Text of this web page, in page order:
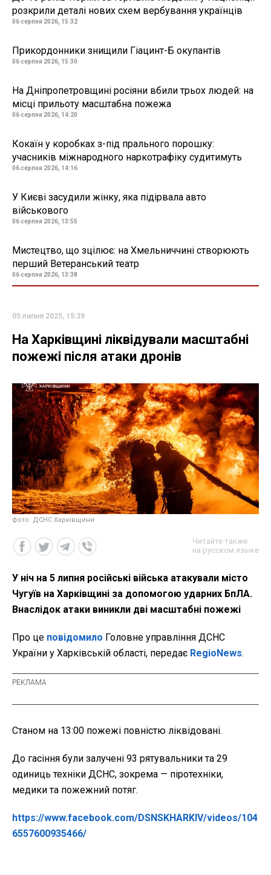
розкрили деталі нових схем вербування українців
06 серпня 2026, 15:32
Прикордонники знищили Гіацинт-Б окупантів
06 серпня 2026, 15:30
На Дніпропетровщині росіяни вбили трьох людей: на
місці прильоту масштабна пожежа
06 серпня 2026, 14:20
Кокаїн у коробках з-під прального порошку:
учасників міжнародного наркотрафіку судитимуть
06 серпня 2026, 14:16
У Києві засудили жінку, яка підірвала авто
військового
06 серпня 2026, 13:55
Мистецтво, що зцілює: на Хмельниччині створюють
перший Ветеранський театр
06 серпня 2026, 13:38
05 липня 2025, 15:39
На Харківщині ліквідували масштабні
пожежі після атаки дронів
фото: ДСНС Харківщини
Читайте также
на русском языке
У ніч на 5 липня російські війська атакували місто
Чугуїв на Харківщині за допомогою ударних БпЛА.
Внаслідок атаки виникли дві масштабні пожежі
Про це повідомило Головне управління ДСНС
України у Харківській області, передає RegioNews.
Станом на 13:00 пожежі повністю ліквідовані.
До гасіння були залучені 93 рятувальники та 29
одиниць техніки ДСНС, зокрема — піротехніки,
медики та пожежний потяг.
https://www.facebook.com/DSNSKHARKIV/videos/104
6557600935466/